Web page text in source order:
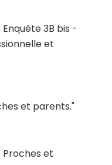
3B bis -
et
et parents."
et